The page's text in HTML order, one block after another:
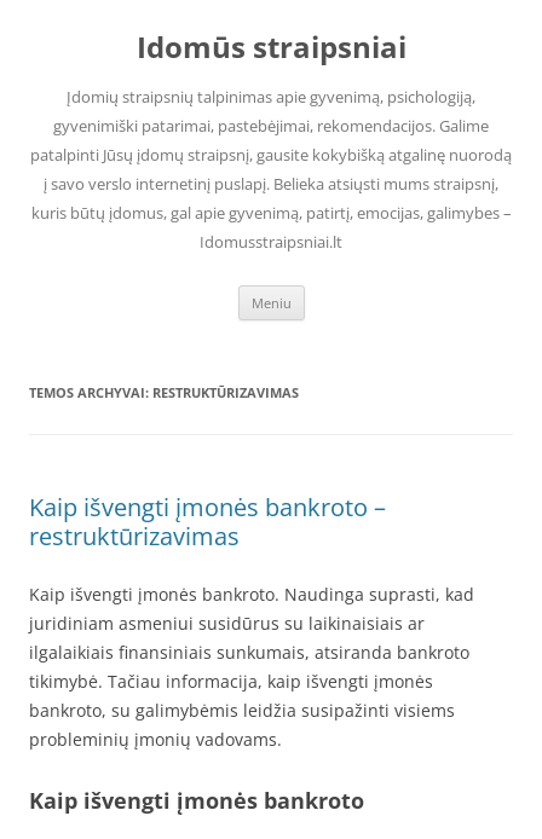
Idomūs straipsniai
Įdomių straipsnių talpinimas apie gyvenimą, psichologiją,
gyvenimiški patarimai, pastebėjimai, rekomendacijos. Galime
patalpinti Jūsų įdomų straipsnį, gausite kokybišką atgalinę nuorodą
į savo verslo internetinį puslapį. Belieka atsiųsti mums straipsnį,
kuris būtų įdomus, gal apie gyvenimą, patirtį, emocijas, galimybes –
Idomusstraipsniai.lt
Meniu
TEMOS ARCHYVAI: RESTRUKTŪRIZAVIMAS
Kaip išvengti įmonės bankroto –
restruktūrizavimas
Kaip išvengti įmonės bankroto. Naudinga suprasti, kad
juridiniam asmeniui susidūrus su laikinaisiais ar
ilgalaikiais finansiniais sunkumais, atsiranda bankroto
tikimybė. Tačiau informacija, kaip išvengti įmonės
bankroto, su galimybėmis leidžia susipažinti visiems
probleminių įmonių vadovams.
Kaip išvengti įmonės bankroto